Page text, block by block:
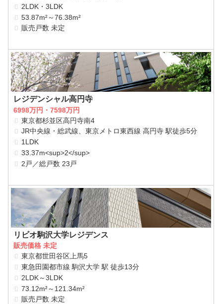
2LDK・3LDK
53.87m²～76.38m²
販売戸数 未定
レジデンシャル高円寺
6998万円・7598万円
東京都杉並区高円寺南4
JR中央線・総武線、東京メトロ東西線 高円寺 駅徒歩5分
1LDK
33.37m<sup>2</sup>
2戸／総戸数 23戸
リビオ駒沢大学レジデンス
販売価格 未定
東京都世田谷区上馬5
東急田園都市線 駒沢大学 駅 徒歩13分
2LDK～3LDK
73.12m²～121.34m²
販売戸数 未定